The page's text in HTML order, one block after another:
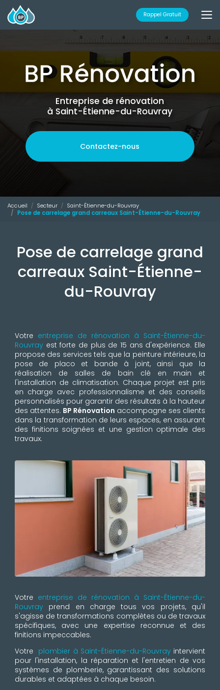
au
contenu
principal
Rappel Gratuit
Entreprise de rénovation
à Saint-Étienne-du-Rouvray
Contactez-nous
Accueil Secteur
Saint-Étienne-du-Rouvray
Pose de carrelage grand carreaux Saint-Étienne-du-Rouvray
Pose de carrelage grand
carreaux Saint-Étienne-
du-Rouvray
Votre entreprise de rénovation à Saint-Étienne-du-
Rouvray est forte de plus de 15 ans d'expérience. Elle
propose des services tels que la peinture intérieure, la
pose de placo et bande à joint, ainsi que la
réalisation de salles de bain clé en main et
l'installation de climatisation. Chaque projet est pris
en charge avec professionnalisme et des conseils
personnalisés pour garantir des résultats à la hauteur
des attentes. BP Rénovation accompagne ses clients
dans la transformation de leurs espaces, en assurant
des finitions soignées et une gestion optimale des
travaux.
Votre entreprise de rénovation à Saint-Étienne-du-
Rouvray prend en charge tous vos projets, qu'il
s'agisse de transformations complètes ou de travaux
spécifiques, avec une expertise reconnue et des
finitions impeccables.
Votre plombier à Saint-Étienne-du-Rouvrayintervient
pour l'installation, la réparation et l'entretien de vos
systèmes de plomberie, garantissant des solutions
durables et adaptées à chaque besoin.